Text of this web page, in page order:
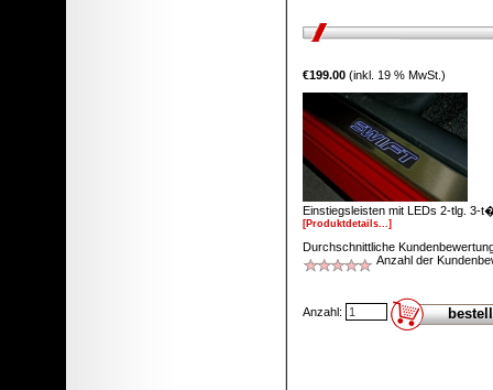
€199.00 (inkl. 19 % MwSt.)
Einstiegsleisten mit LEDs 2-tlg. 3-
[Produktdetails...]
Durchschnittliche
Anzahl der
Anzahl: